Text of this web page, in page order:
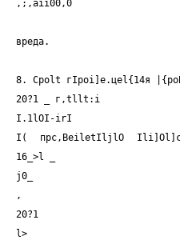
,;,aii00,0
вреда.
8. Cpolt гIроi]е.цеl{14я
20?1 _ г,tllt:i
I.1lOI-irI
I( пpc,BeiletIljlO
16_>l _
j0_
,
20?1
l>